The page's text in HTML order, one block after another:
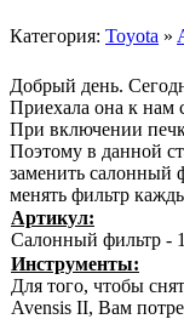
Категория: Toyota »
Добрый день.
Приехала она к нам
При включении
Поэтому в данной
заменить салонный
менять фильтр
Артикул:
Салонный фильтр -
Инструменты:
Для того, чтобы
Avensis II, Вам